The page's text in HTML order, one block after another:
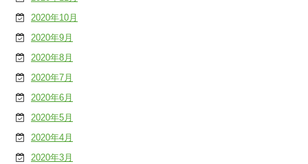
2020年10月
2020年9月
2020年8月
2020年7月
2020年6月
2020年5月
2020年4月
2020年3月